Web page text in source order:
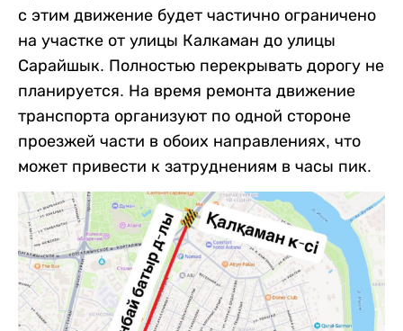
с этим движение будет частично ограничено
на участке от улицы Калкаман до улицы
Сарайшык. Полностью перекрывать дорогу не
планируется. На время ремонта движение
транспорта организуют по одной стороне
проезжей части в обоих направлениях, что
может привести к затруднениям в часы пик.